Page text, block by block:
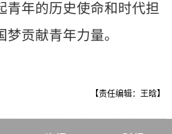
青年的历史使命和时代担
贡献青年力量。
【责任编辑：王晗】